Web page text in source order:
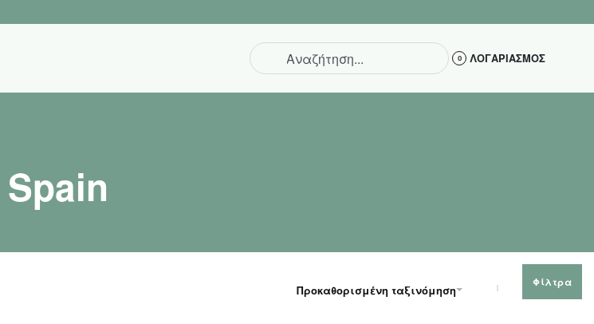
0 ΛΟΓΑΡΙΑΣΜΟΣ
Spain
Προκαθορισμένη ταξινόμηση
Φίλτρα